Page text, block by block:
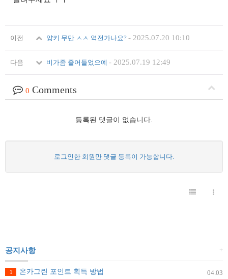
이전 양키 무만 ㅅㅅ 역전가나요? - 2025.07.20 10:10
다음 비가좀 줄어들었으예 - 2025.07.19 12:49
0 Comments
등록된 댓글이 없습니다.
로그인한 회원만 댓글 등록이 가능합니다.
+
공지사항
04.03
1
온카그린 포인트 획득 방법